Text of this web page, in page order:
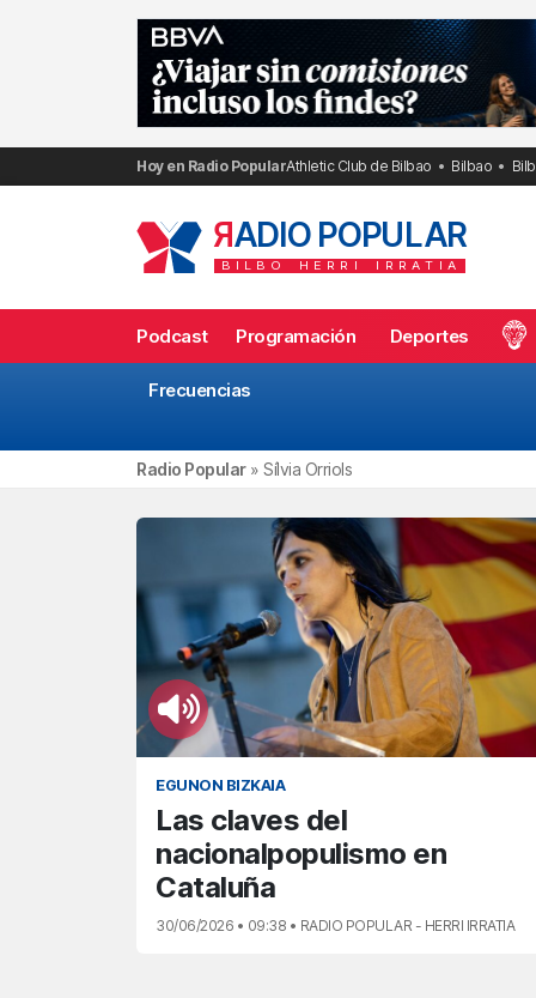
Hoy en Radio PopularAthletic Club de Bilbao Bilbao
RADIO POPULAR
BILBO HERRI IRRATIA
Podcast Programación Deportes
Frecuencias
Radio Popular» Sílvia Orriols
EGUNON BIZKAIA
Las claves del
nacionalpopulismo en
Cataluña
30/06/2026 • 09:38 • RADIO POPULAR - HERRI IRRATIA